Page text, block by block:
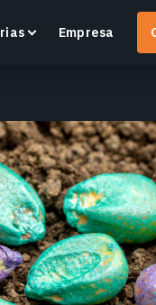
de
EOS
Obtén
Más
Empresa